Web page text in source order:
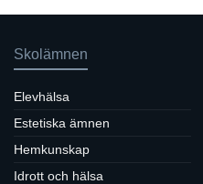
Skolämnen
Elevhälsa
Estetiska ämnen
Hemkunskap
Idrott och hälsa